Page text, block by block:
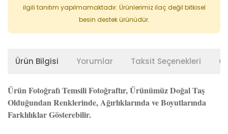
ilgili tanıtım yapılmamaktadır. Ürünlerimiz ilaç değil bitkisel
besin destek ürünüdür.
Ürün Bilgisi Yorumlar Taksit Seçenekleri
Ürün Fotoğrafı Temsili Fotoğraftır, Ürünümüz Doğal Taş
Olduğundan Renklerinde, Ağırlıklarında ve Boyutlarında
Farklılıklar Gösterebilir.